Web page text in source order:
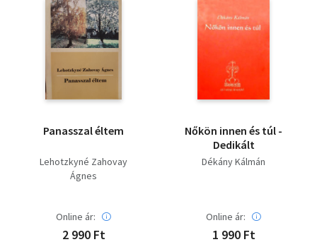
Panasszal éltem
Lehotzkyné Zahovay
Ágnes
Online ár:
2 990 Ft
Nőkön innen és túl -
Dedikált
Dékány Kálmán
Online ár:
1 990 Ft